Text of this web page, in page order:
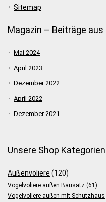
Sitemap
Magazin – Beiträge aus
Mai 2024
April 2023
Dezember 2022
April 2022
Dezember 2021
Unsere Shop Kategorien
Außenvoliere (120)
Vogelvoliere außen Bausatz (61)
Vogelvoliere außen mit Schutzhaus